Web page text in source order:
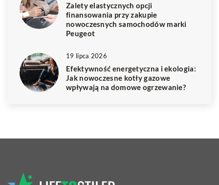
Zalety elastycznych opcji
finansowania przy zakupie
nowoczesnych samochodów marki
Peugeot
19 lipca 2026
Efektywność energetyczna i ekologia:
Jak nowoczesne kotły gazowe
wpływają na domowe ogrzewanie?